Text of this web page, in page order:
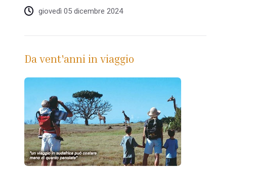
giovedì 05 dicembre 2024
Da vent'anni in viaggio